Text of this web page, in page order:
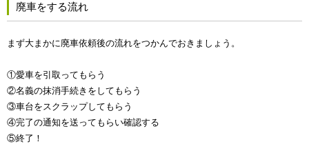
廃車をする流れ
まず大まかに廃車依頼後の流れをつかんでおきましょう。
①愛車を引取ってもらう
②名義の抹消手続きをしてもらう
③車台をスクラップしてもらう
④完了の通知を送ってもらい確認する
⑤終了！